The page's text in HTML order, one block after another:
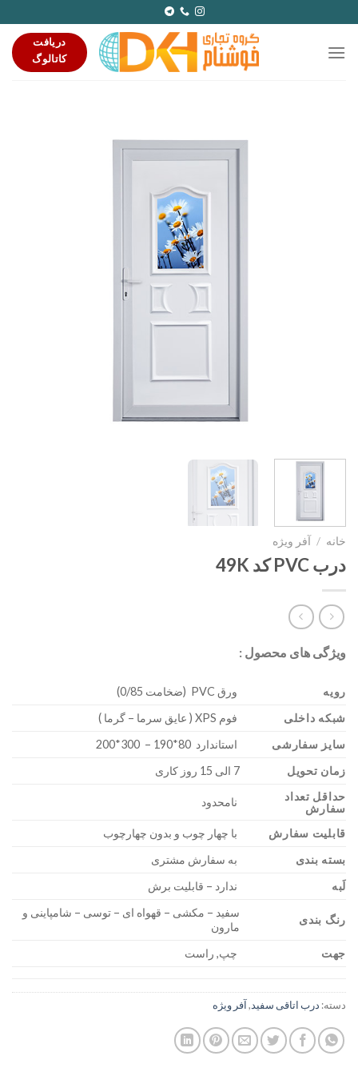
to
content
دریافت
کاتالوگ
خانه / آفر ویژه
درب PVC کد 49K
ویژگی های محصول :
رویه
ورق PVC (ضخامت 0/85)
شبکه داخلی
فوم XPS ( عایق سرما – گرما )
سایز سفارشی
استاندارد 80*190 – 300*200
زمان تحویل
7 الی 15 روز کاری
حداقل تعداد
سفارش
نامحدود
قابلیت سفارش
با چهار چوب و بدون چهارچوب
بسته بندی
به سفارش مشتری
لَبه
ندارد – قابلیت برش
رنگ بندی
سفید – مکشی – قهواه ای – توسی – شامپاینی و
مارون
جهت
چپ, راست
دسته: درب اتاقی سفید,آفر ویژه